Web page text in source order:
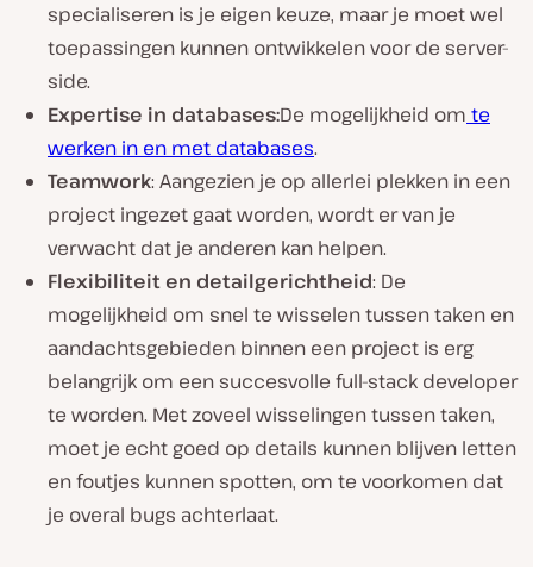
specialiseren is je eigen keuze, maar je moet wel
toepassingen kunnen ontwikkelen voor de server-
side.
Expertise in databases:De mogelijkheid om te
werken in en met databases.
Teamwork: Aangezien je op allerlei plekken in een
project ingezet gaat worden, wordt er van je
verwacht dat je anderen kan helpen.
Flexibiliteit en detailgerichtheid: De
mogelijkheid om snel te wisselen tussen taken en
aandachtsgebieden binnen een project is erg
belangrijk om een succesvolle full-stack developer
te worden. Met zoveel wisselingen tussen taken,
moet je echt goed op details kunnen blijven letten
en foutjes kunnen spotten, om te voorkomen dat
je overal bugs achterlaat.